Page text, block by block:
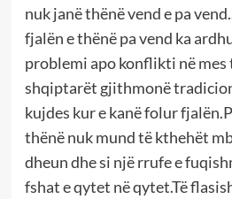
nuk janë thënë vend e pa
fjalën e thënë pa vend ka
problemi apo konflikti në mes
shqiptarët gjithmonë
kujdes kur e kanë folur
thënë nuk mund të kthehët
dheun dhe si një rrufe e
fshat e qytet në qytet.Të